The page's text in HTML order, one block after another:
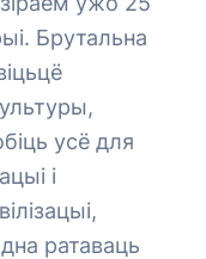
Брутальна
усё для
і
ратаваць